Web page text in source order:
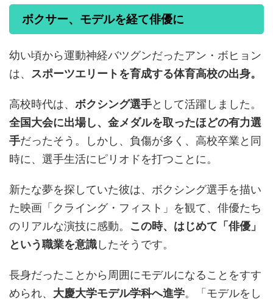
ボクサー、モデルを経て俳優に
幼い頃から運動神経バツグンだったアン・ボヒョン
は、 スポーツエリートを育成する体育高校の出身。
高校時代は、 ボクシング選手として活躍しました。
全国大会に出場し、金メダルを取ったほどの有力選
手だったそう。しかし、負傷が多く、高校卒業と同
時に、選手生活にピリオドを打つことに。
新たな夢を探していた彼は、ボクシング選手を描い
た映画「クライング・フィスト」を観て、俳優たち
のリアルな演技に感動。 この時、はじめて「俳優」
という職業を意識したそうです。
長身だったことから周囲にモデルになることをすす
められ、 大慶大学モデル学科へ進学。「モデルをし